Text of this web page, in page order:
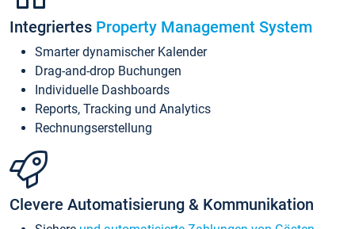
Integriertes Property Management System
Smarter dynamischer Kalender
Drag-and-drop Buchungen
Individuelle Dashboards
Reports, Tracking und Analytics
Rechnungserstellung
Clevere Automatisierung & Kommunikation